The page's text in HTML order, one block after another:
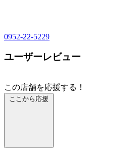
0952-22-5229
ユーザーレビュー
この店舗を応援する！
ここから応援